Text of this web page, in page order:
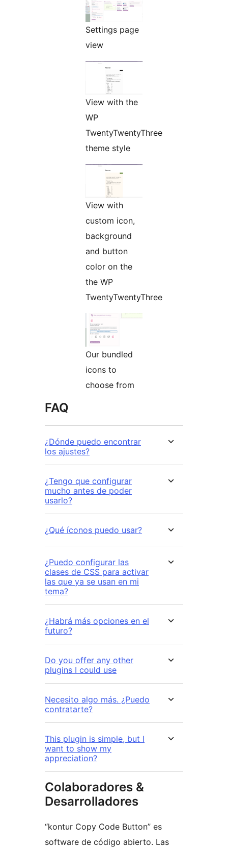
Settings page
view
View with the
WP
TwentyTwentyThree
theme style
View with
custom icon,
background
and button
color on the
the WP
TwentyTwentyThree
Our bundled
icons to
choose from
FAQ
¿Dónde puedo encontrar
los ajustes?
¿Tengo que configurar
mucho antes de poder
usarlo?
¿Qué íconos puedo usar?
¿Puedo configurar las
clases de CSS para activar
las que ya se usan en mi
tema?
¿Habrá más opciones en el
futuro?
Do you offer any other
plugins I could use
Necesito algo más. ¿Puedo
contratarte?
This plugin is simple, but I
want to show my
appreciation?
Colaboradores &
Desarrolladores
“kontur Copy Code Button” es
software de código abierto. Las